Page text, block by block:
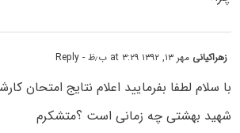
زهراکیانی مهر ۱۳, ۱۳۹۲ at ۳:۲۹ ب٫ظ - Reply
شهید بهشتی چه زمانی است ؟متشکرم